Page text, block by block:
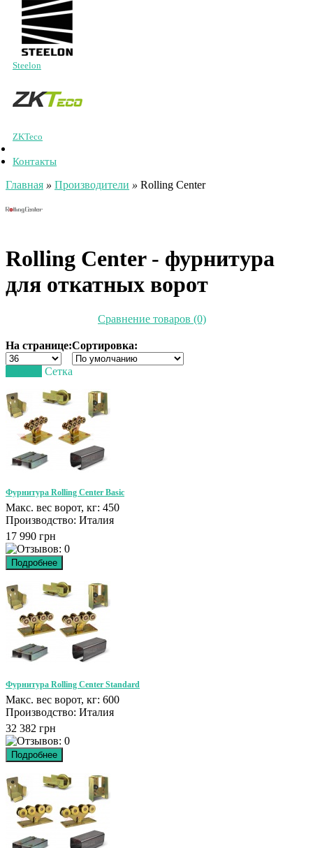
Steelon
ZKTeco
Контакты
Главная » Производители » Rolling Center
Rolling Center - фурнитура
для откатных ворот
Сравнение товаров (0)
На странице:Сортировка:
Сетка
Фурнитура Rolling Center Basic
Макс. вес ворот, кг: 450
Производство: Италия
17 990 грн
Фурнитура Rolling Center Standard
Макс. вес ворот, кг: 600
Производство: Италия
32 382 грн